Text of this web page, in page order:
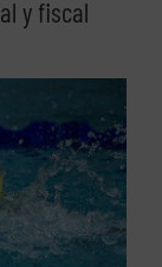
y fiscal